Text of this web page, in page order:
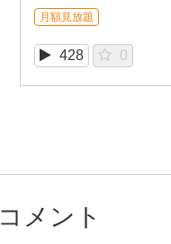
月額見放題
428 0
コメント